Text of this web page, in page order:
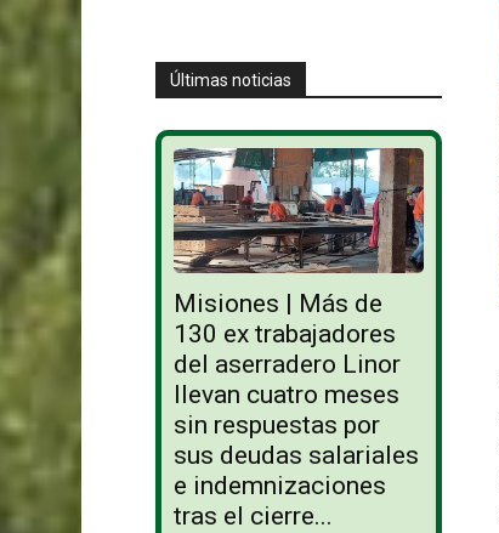
Últimas noticias
Misiones | Más de
130 ex trabajadores
del aserradero Linor
llevan cuatro meses
sin respuestas por
sus deudas salariales
e indemnizaciones
tras el cierre...